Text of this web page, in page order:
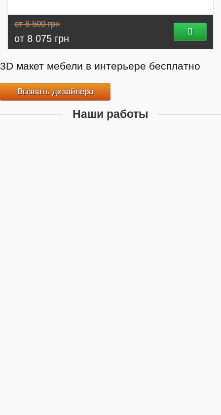
от 8 500 грн
от 8 075 грн
3D макет мебели в интерьере бесплатно
Вызвать дизайнера
Наши работы